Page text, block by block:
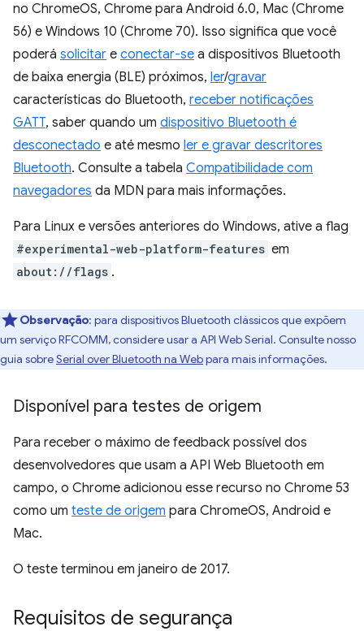
no ChromeOS, Chrome para Android 6.0, Mac (Chrome
56) e Windows 10 (Chrome 70). Isso significa que você
poderá solicitar e conectar-se a dispositivos Bluetooth
de baixa energia (BLE) próximos, ler/gravar
características do Bluetooth, receber notificações
GATT, saber quando um dispositivo Bluetooth é
desconectado e até mesmo ler e gravar descritores
Bluetooth. Consulte a tabela Compatibilidade com
navegadores da MDN para mais informações.
Para Linux e versões anteriores do Windows, ative a flag
#experimental-web-platform-features em
about://flags .
Observação: para dispositivos Bluetooth clássicos que expõem
um serviço RFCOMM, considere usar a API Web Serial. Consulte nosso
guia sobreSerial over Bluetooth na Webpara mais informações.
Disponível para testes de origem
Para receber o máximo de feedback possível dos
desenvolvedores que usam a API Web Bluetooth em
campo, o Chrome adicionou esse recurso no Chrome 53
como um teste de origem para ChromeOS, Android e
Mac.
O teste terminou em janeiro de 2017.
Requisitos de segurança